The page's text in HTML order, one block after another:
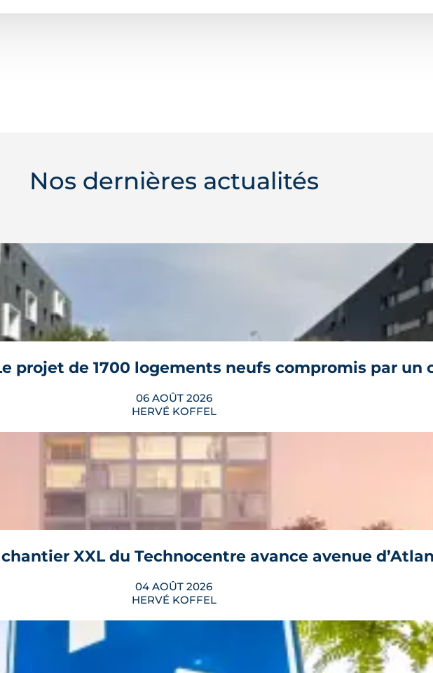
Nos dernières actualités
projet de 1700 logements neufs compromis par un
06 AOÛT 2026
HERVÉ KOFFEL
Andromède doit livrer près de 1 700 logements à partir de 2028. La
le plan d'aménagement et repousse un calendrier déjà tendu.
XXL du Technocentre avance avenue
04 AOÛT 2026
HERVÉ KOFFEL